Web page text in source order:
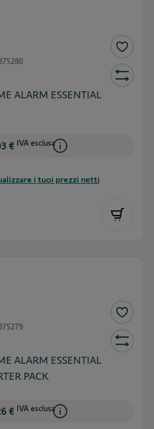
ALARM ESSENTIAL
€ IVA esclusa
i tuoi prezzi netti
ALARM ESSENTIAL
PACK
€ IVA esclusa